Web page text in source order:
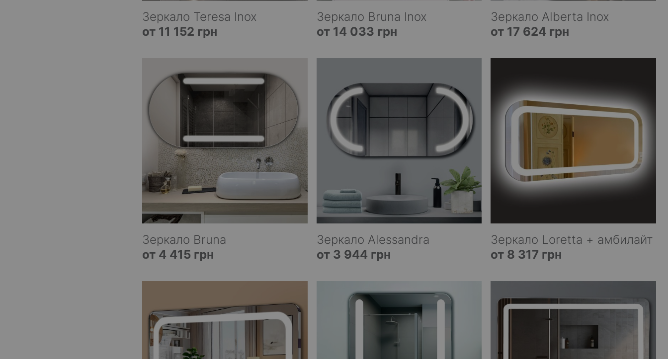
Зеркало Teresa Inox
от 11 152 грн
Зеркало Bruna Inox
от 14 033 грн
Зеркало Alberta Inox
от 17 624 грн
Зеркало Bruna
от 4 415 грн
Зеркало Alessandra
от 3 944 грн
Зеркало Loretta + амбилайт
от 8 317 грн